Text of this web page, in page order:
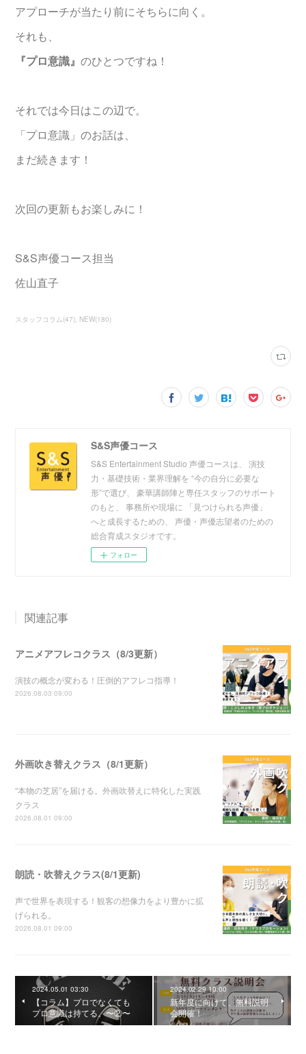
アプローチが当たり前にそちらに向く。
それも、
『プロ意識』のひとつですね！
それでは今日はこの辺で。
「プロ意識」のお話は、
まだ続きます！
次回の更新もお楽しみに！
S&S声優コース担当
佐山直子
スタッフコラム(47) NEW(180)
S&S声優コース
S&S Entertainment Studio 声優コースは、 演技
力・基礎技術・業界理解を “今の自分に必要な
形”で選び、 豪華講師陣と専任スタッフのサポート
のもと、 事務所や現場に 「見つけられる声優」
へと成長するための、 声優・声優志望者のための
総合育成スタジオです。
フォロー
関連記事
アニメアフレコクラス（8/3更新）
演技の概念が変わる！圧倒的アフレコ指導！
2026.08.03 09:00
外画吹き替えクラス（8/1更新）
“本物の芝居”を届ける。外画吹替えに特化した実践
クラス
2026.08.01 09:00
朗読・吹替えクラス(8/1更新)
声で世界を表現する！観客の想像力をより豊かに拡
げられる。
2026.08.01 09:00
2024.05.01 03:30
【コラム】プロでなくても
プロ意識は持てる。〜②〜
2024.02.29 10:00
新年度に向けて、無料説明
会開催！